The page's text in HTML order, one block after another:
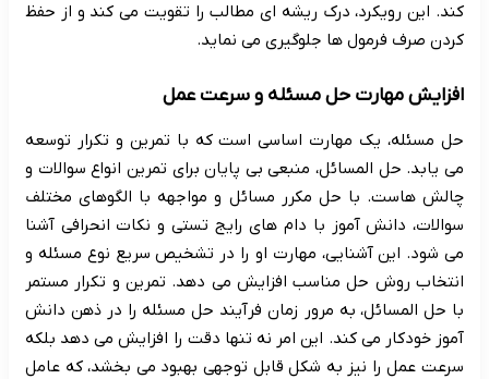
کند. این رویکرد، درک ریشه ای مطالب را تقویت می کند و از حفظ
کردن صرف فرمول ها جلوگیری می نماید.
افزایش مهارت حل مسئله و سرعت عمل
حل مسئله، یک مهارت اساسی است که با تمرین و تکرار توسعه
می یابد. حل المسائل، منبعی بی پایان برای تمرین انواع سوالات و
چالش هاست. با حل مکرر مسائل و مواجهه با الگوهای مختلف
سوالات، دانش آموز با دام های رایج تستی و نکات انحرافی آشنا
می شود. این آشنایی، مهارت او را در تشخیص سریع نوع مسئله و
انتخاب روش حل مناسب افزایش می دهد. تمرین و تکرار مستمر
با حل المسائل، به مرور زمان فرآیند حل مسئله را در ذهن دانش
آموز خودکار می کند. این امر نه تنها دقت را افزایش می دهد بلکه
سرعت عمل را نیز به شکل قابل توجهی بهبود می بخشد، که عامل